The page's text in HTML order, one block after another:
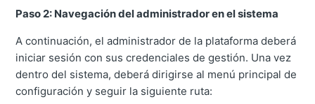
Paso 2: Navegación del administrador en el sistema
A continuación, el administrador de la plataforma deberá
iniciar sesión con sus credenciales de gestión. Una vez
dentro del sistema, deberá dirigirse al menú principal de
configuración y seguir la siguiente ruta: